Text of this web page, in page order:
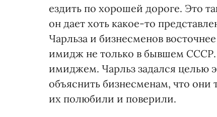
ездить по хорошей дороге. Это
он дает хоть какое-то
Чарльза и бизнесменов
имидж не только в бывшем СССР.
имиджем. Чарльз задался целью
объяснить бизнесменам, что
их полюбили и поверили.